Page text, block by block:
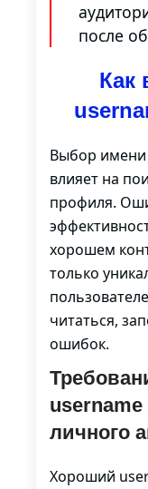
после
Как
Выбор
влияет на
профиля.
хорошем
только
читаться,
ошибок.
личного
Хороший